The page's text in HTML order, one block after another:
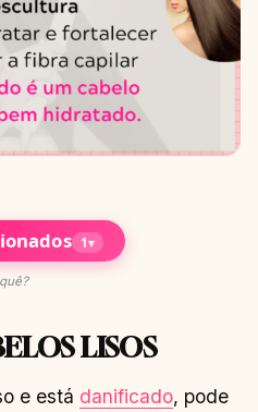
1▾
LISOS
e está danificado, pode